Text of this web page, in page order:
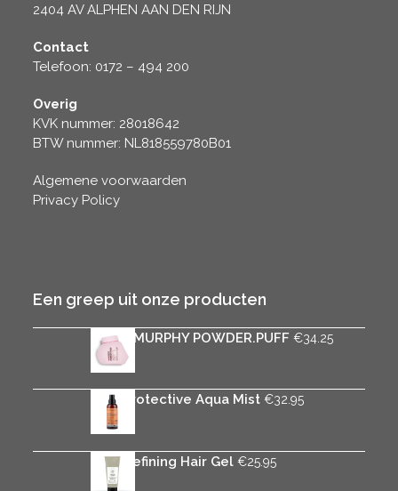
2404 AV ALPHEN AAN DEN RIJN
Contact
Telefoon: 0172 – 494 200
Overig
KVK nummer: 28018642
BTW nummer: NL818559780B01
Algemene voorwaarden
Privacy Policy
Een greep uit onze producten
KEVIN.MURPHY POWDER.PUFF €34.25
Rica Protective Aqua Mist €32.95
Rica Defining Hair Gel €25.95